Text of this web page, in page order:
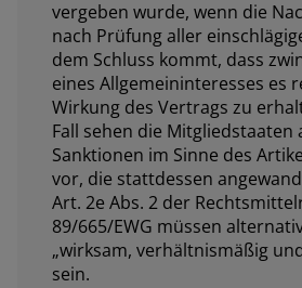
vergeben wurde, wenn die
nach Prüfung aller
dem Schluss kommt, dass
eines Allgemeininteresses es
Wirkung des Vertrags zu
Fall sehen die Mitgliedstaaten
Sanktionen im Sinne des
vor, die stattdessen
Art. 2e Abs. 2 der
89/665/EWG müssen
„wirksam, verhältnismäßig
sein.